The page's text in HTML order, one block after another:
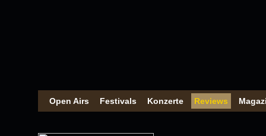
Open Airs Festivals Konzerte Reviews